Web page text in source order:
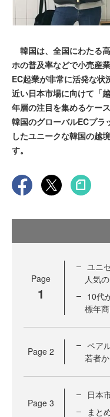
韓国は、全国にわたる
ホの普及率などで小売産
EC起業が非常に活発な状
近い日本市場に向けて「
年層の注目を集めるケー
韓国のグローバルECプ
したユニークな韓国の越
す。
Page
1
ユニ
人気
10代
標年
Page 2
ペア
若者
Page 3
日本
まと